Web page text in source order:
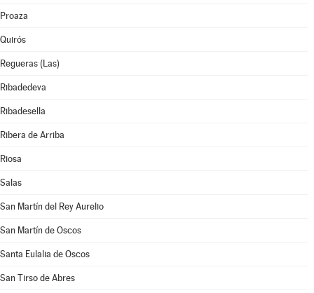
Proaza
Quirós
Regueras (Las)
Ribadedeva
Ribadesella
Ribera de Arriba
Riosa
Salas
San Martín del Rey Aurelio
San Martín de Oscos
Santa Eulalia de Oscos
San Tirso de Abres